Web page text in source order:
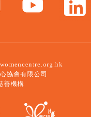
協會有限公司
善機構